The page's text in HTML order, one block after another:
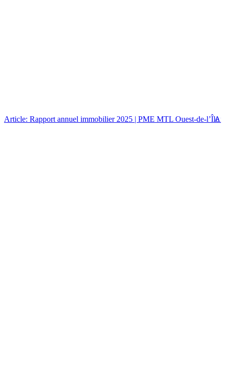
Article: Rapport annuel immobilier 2025 | PME MTL Ouest-de-l’Île